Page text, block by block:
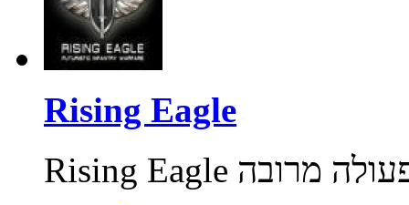
Rising Eagle